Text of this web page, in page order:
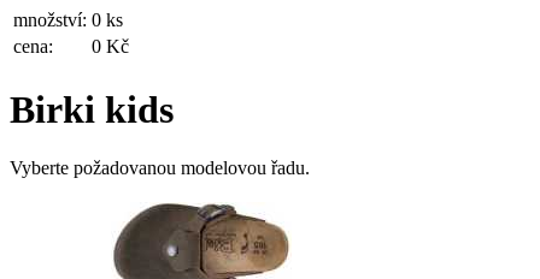
množství: 0 ks
cena:
0 Kč
Birki kids
Vyberte požadovanou modelovou řadu.